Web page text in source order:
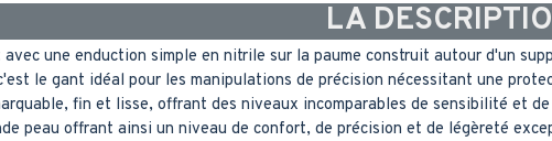
LA
une enduction simple en nitrile sur la paume construit autour d'un
le gant idéal pour les manipulations de précision nécessitant une
fin et lisse, offrant des niveaux incomparables de sensibilité et
peau offrant ainsi un niveau de confort, de précision et de légèreté